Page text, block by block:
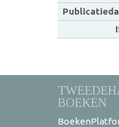
BOEKEN